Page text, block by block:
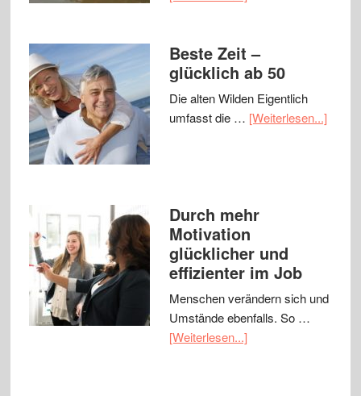
Beste Zeit –
glücklich ab 50
Die alten Wilden Eigentlich
umfasst die … [Weiterlesen...]
Durch mehr
Motivation
glücklicher und
effizienter im Job
Menschen verändern sich und
Umstände ebenfalls. So …
[Weiterlesen...]